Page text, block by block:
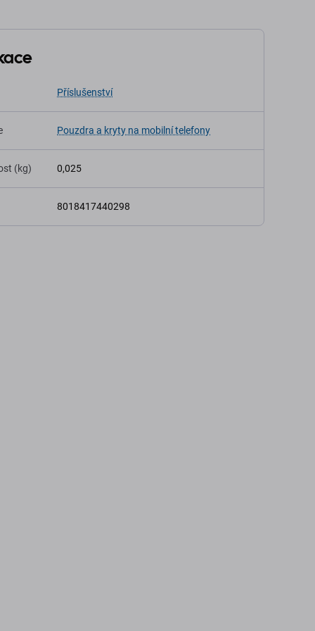
Příslušenství
Pouzdra a kryty na mobilní telefony
(kg) 0,025
8018417440298